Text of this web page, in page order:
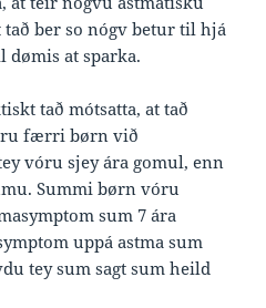
ber so nógv betur til hjá
dømis at sparka.
tað mótsatta, at tað
færri børn við
vóru sjey ára gomul, enn
Summi børn vóru
sum 7 ára
uppá astma sum
tey sum sagt sum heild